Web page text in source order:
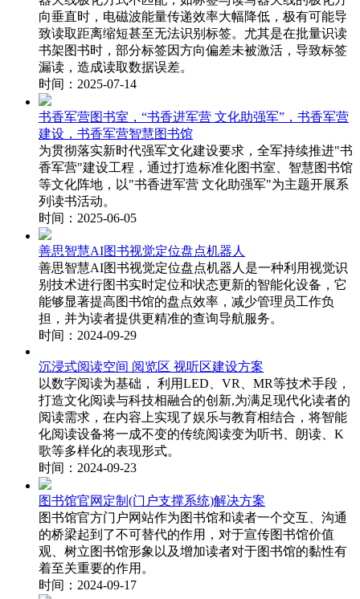
向垂直时，电磁波能量传递效率大幅降低，极有可能导
致读取距离缩短甚至无法识别标签。尤其是在批量识读
书架图书时，部分标签因方向偏差未被激活，导致标签
漏读，造成读取数据误差。
时间：2025-07-14
书香军营图书室，“书香进军营 文化助强军”，书香军营
建设，书香军营智慧图书馆
为贯彻落实新时代强军文化建设要求，全军持续推进"书
香军营"建设工程，通过打造标准化图书室、智慧图书馆
等文化阵地，以"书香进军营 文化助强军"为主题开展系
列读书活动。
时间：2025-06-05
善思智慧AI图书视觉定位盘点机器人
善思智慧AI图书视觉定位盘点机器人是一种利用视觉识
别技术进行图书实时定位和状态更新的智能化设备，它
能够显著提高图书馆的盘点效率，减少管理员工作负
担，并为读者提供更精准的查询导航服务。
时间：2024-09-29
沉浸式阅读空间 阅览区 视听区建设方案
以数字阅读为基础， 利用LED、VR、MR等技术手段，
打造文化阅读与科技相融合的创新,为满足现代化读者的
阅读需求，在内容上实现了娱乐与教育相结合，将智能
化阅读设备将一成不变的传统阅读变为听书、朗读、K
歌等多样化的表现形式。
时间：2024-09-23
图书馆官网定制(门户支撑系统)解决方案
图书馆官方门户网站作为图书馆和读者一个交互、沟通
的桥梁起到了不可替代的作用，对于宣传图书馆价值
观、树立图书馆形象以及增加读者对于图书馆的黏性有
着至关重要的作用。
时间：2024-09-17